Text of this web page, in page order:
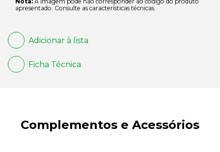
apresentado. Consulte as características técnicas.
Adicionar à lista
Ficha Técnica
Complementos e Acessórios